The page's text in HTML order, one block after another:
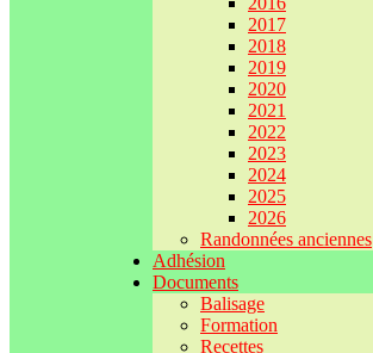
2017
2018
2019
2020
2021
2022
2023
2024
2025
2026
Randonnées anciennes
Adhésion
Documents
Balisage
Formation
Recettes